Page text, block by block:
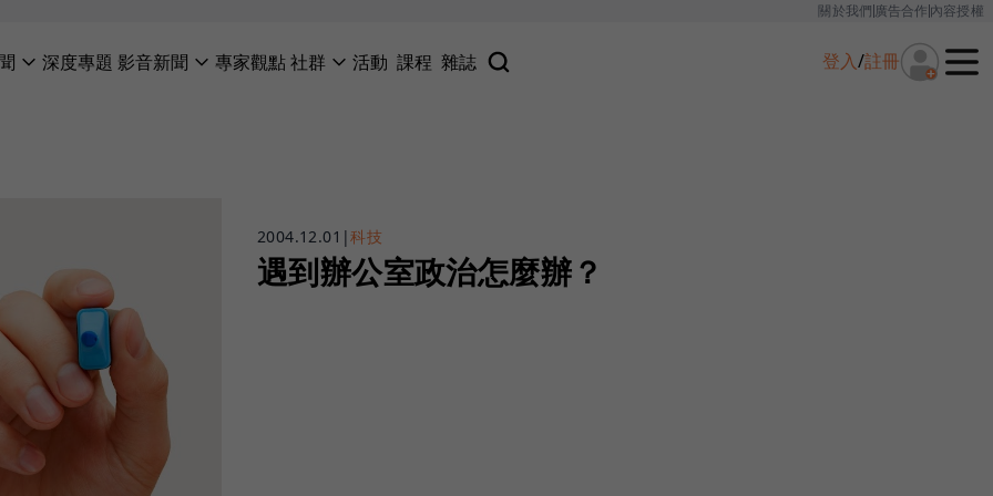
關於我們廣告合作內容授權
深度專題 影音新聞 專家觀點社群 活動 課程 雜誌 登入/註冊
2004.12.01 |科技
遇到辦公室政治怎麼辦？